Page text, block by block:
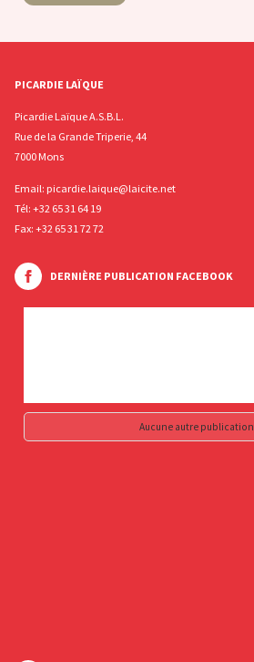
PICARDIE LAÏQUE
Picardie Laïque A.S.B.L.
Rue de la Grande Triperie, 44
7000 Mons
Email: picardie.laique@laicite.net
Tél: +32 65 31 64 19
Fax: +32 65 31 72 72
DERNIÈRE PUBLICATION FACEBOOK
Aucune autre publication